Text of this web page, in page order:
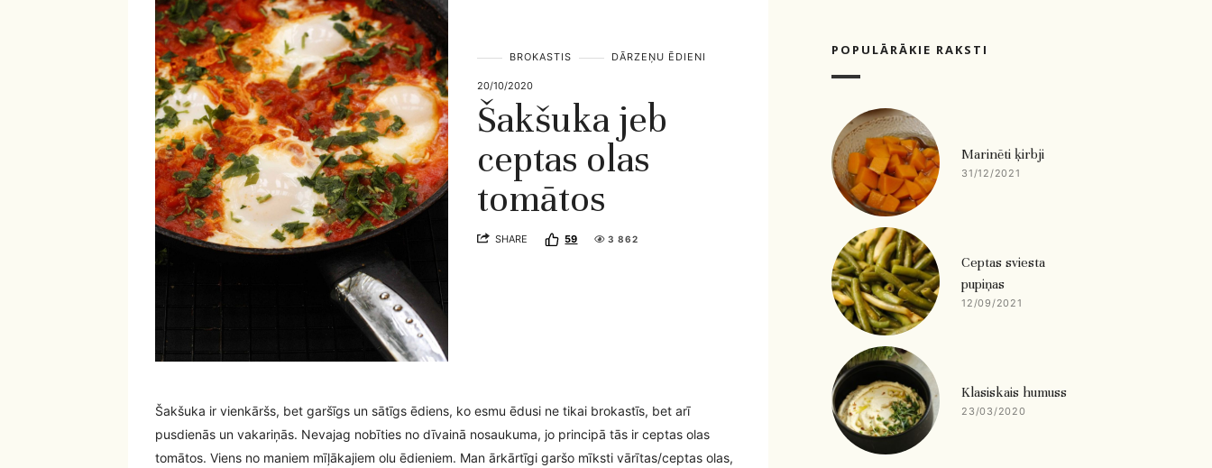
BROKASTIS DĀRZEŅU ĒDIENI
20/10/2020
Šakšuka jeb
ceptas olas
tomātos
SHARE 59 3 862
Šakšuka ir vienkāršs, bet garšīgs un sātīgs ēdiens, ko esmu ēdusi ne tikai brokastīs, bet arī
pusdienās un vakariņās. Nevajag nobīties no dīvainā nosaukuma, jo principā tās ir ceptas olas
tomātos. Viens no maniem mīļākajiem olu ēdieniem. Man ārkārtīgi garšo mīksti vārītas/ceptas olas,
POPULĀRĀKIE RAKSTI
Marinēti ķirbji
31/12/2021
Ceptas sviesta
pupiņas
12/09/2021
Klasiskais humuss
23/03/2020